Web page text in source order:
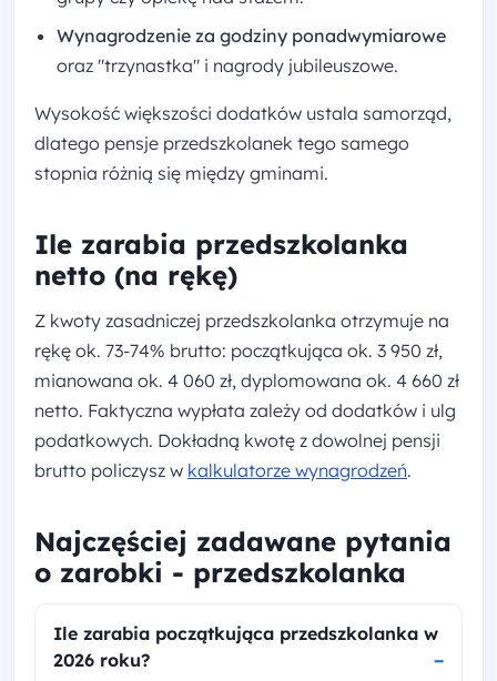
Wynagrodzenie za godziny ponadwymiarowe
oraz "trzynastka" i nagrody jubileuszowe.
Wysokość większości dodatków ustala samorząd,
dlatego pensje przedszkolanek tego samego
stopnia różnią się między gminami.
Ile zarabia przedszkolanka
netto (na rękę)
Z kwoty zasadniczej przedszkolanka otrzymuje na
rękę ok. 73-74% brutto: początkująca ok. 3 950 zł,
mianowana ok. 4 060 zł, dyplomowana ok. 4 660 zł
netto. Faktyczna wypłata zależy od dodatków i ulg
podatkowych. Dokładną kwotę z dowolnej pensji
brutto policzysz w kalkulatorze wynagrodzeń.
Najczęściej zadawane pytania
o zarobki - przedszkolanka
Ile zarabia początkująca przedszkolanka w
2026 roku?